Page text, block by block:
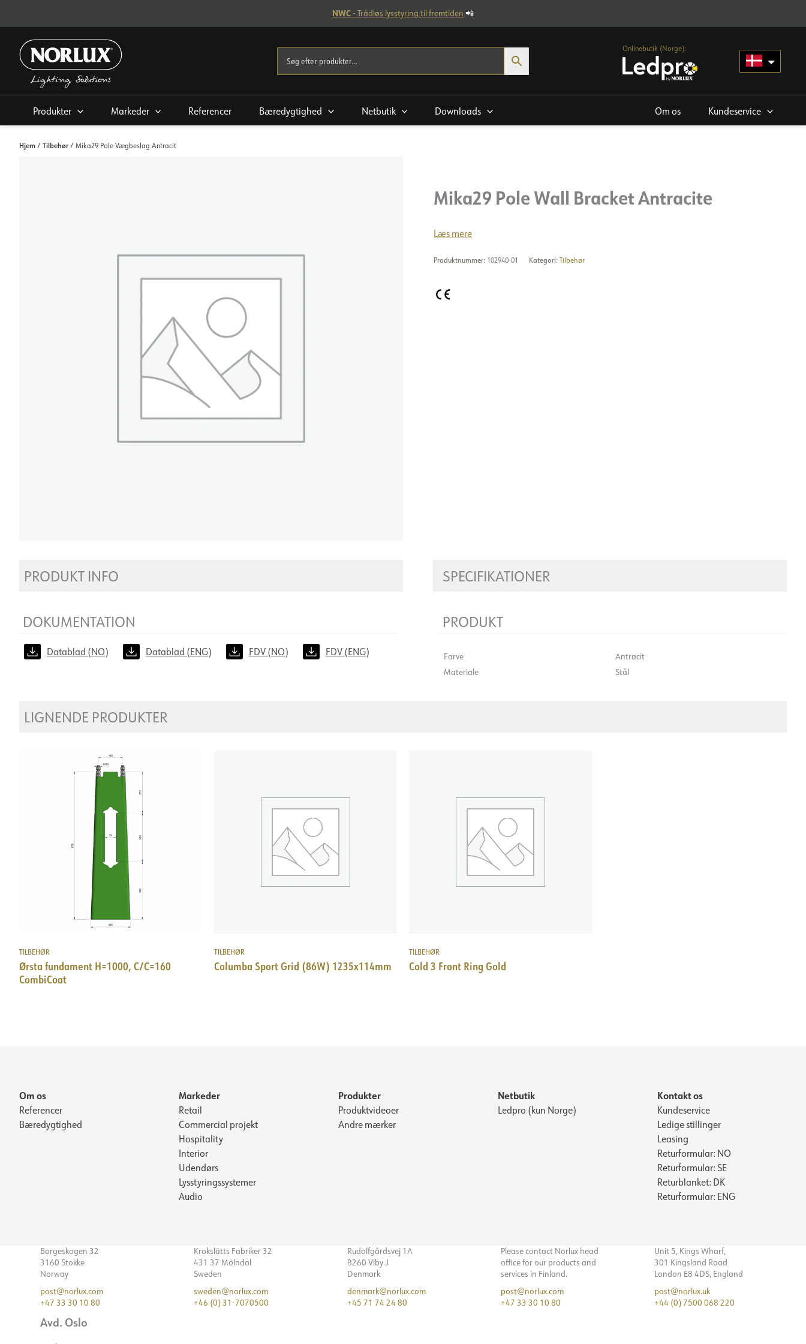
NWC- Trådløs lysstyring til fremtiden 📲
Onlinebutik (Norge):
Produkter Markeder Referencer Bæredygtighed Netbutik Downloads Om os Kundeservice
Hjem / Tilbehør/ Mika29 Pole Vægbeslag Antracit
Mika29 Pole Wall Bracket Antracite
Læs mere
Produktnummer: 102940-01 Kategori:Tilbehør
PRODUKT INFO
DOKUMENTATION
Datablad (NO) Datablad (ENG) FDV (NO) FDV (ENG)
SPECIFIKATIONER
PRODUKT
Farve
Antracit
Materiale
Stål
LIGNENDE PRODUKTER
TILBEHØR
Ørsta fundament H=1000, C/C=160
CombiCoat
TILBEHØR
Columba Sport Grid (86W) 1235x114mm
TILBEHØR
Cold 3 Front Ring Gold
Om os
Referencer
Bæredygtighed
Markeder
Retail
Commercial projekt
Hospitality
Interior
Udendørs
Lysstyringssystemer
Audio
Produkter
Produktvideoer
Andre mærker
Netbutik
Ledpro (kun Norge)
Kontakt os
Kundeservice
Ledige stillinger
Leasing
Returformular: NO
Returformular: SE
Returblanket: DK
Returformular: ENG
Borgeskogen 32
3160 Stokke
Norway
post@norlux.com
+47 33 30 10 80
Avd. Oslo
Krokslätts Fabriker 32
431 37 Mölndal
Sweden
sweden@norlux.com
+46 (0) 31-7070500
Rudolfgårdsvej 1A
8260 Viby J
Denmark
denmark@norlux.com
+45 71 74 24 80
Please contact Norlux head
office for our products and
services in Finland.
post@norlux.com
+47 33 30 10 80
Unit 5, Kings Wharf,
301 Kingsland Road
London E8 4DS, England
post@norlux.uk
+44 (0) 7500 068 220